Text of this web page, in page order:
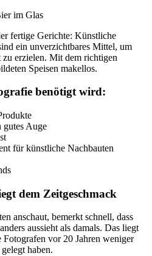
fertige Gerichte: Künstliche
ein unverzichtbares Mittel, um
erzielen. Mit dem richtigen
Speisen makellos.
benötigt wird:
gutes Auge
für künstliche Nachbauten
dem Zeitgeschmack
anschaut, bemerkt schnell, dass
aussieht als damals. Das liegt
Fotografen vor 20 Jahren weniger
haben.